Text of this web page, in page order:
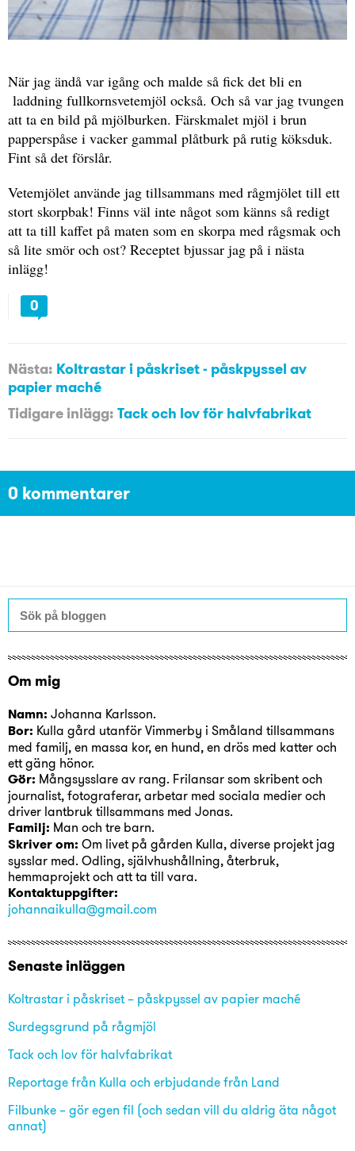
När jag ändå var igång och malde så fick det bli en
laddning fullkornsvetemjöl också. Och så var jag tvungen
att ta en bild på mjölburken. Färskmalet mjöl i brun
papperspåse i vacker gammal plåtburk på rutig köksduk.
Fint så det förslår.
Vetemjölet använde jag tillsammans med rågmjölet till ett
stort skorpbak! Finns väl inte något som känns så redigt
att ta till kaffet på maten som en skorpa med rågsmak och
så lite smör och ost? Receptet bjussar jag på i nästa
inlägg!
0
Nästa: Koltrastar i påskriset - påskpyssel av
papier maché
Tidigare inlägg: Tack och lov för halvfabrikat
Om mig
Namn: Johanna Karlsson.
Bor: Kulla gård utanför Vimmerby i Småland tillsammans
med familj, en massa kor, en hund, en drös med katter och
ett gäng hönor.
Gör: Mångsysslare av rang. Frilansar som skribent och
journalist, fotograferar, arbetar med sociala medier och
driver lantbruk tillsammans med Jonas.
Familj: Man och tre barn.
Skriver om: Om livet på gården Kulla, diverse projekt jag
sysslar med. Odling, självhushållning, återbruk,
hemmaprojekt och att ta till vara.
Kontaktuppgifter:
johannaikulla@gmail.com
Senaste inläggen
Koltrastar i påskriset – påskpyssel av papier maché
Surdegsgrund på rågmjöl
Tack och lov för halvfabrikat
Reportage från Kulla och erbjudande från Land
Filbunke – gör egen fil (och sedan vill du aldrig äta något
annat)
0 kommentarer